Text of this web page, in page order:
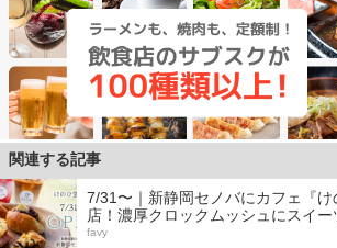
関連する記事
7/31〜｜新静岡セノバにカフェ『け
店！濃厚クロックムッシュにスイー
favy